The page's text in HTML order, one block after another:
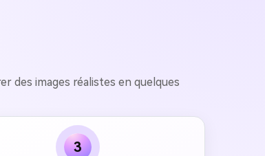
des images réalistes en quelques
3